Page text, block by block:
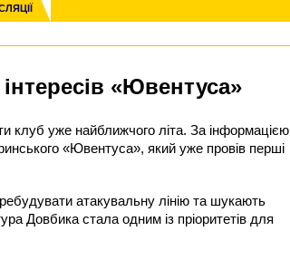
Молодіжка
конференцій
(U-21)
«Ювентуса»
клуб уже найближчого літа. За інформацією
«Ювентуса», який уже провів перші
атакувальну лінію та шукають
Довбика стала одним із пріоритетів для